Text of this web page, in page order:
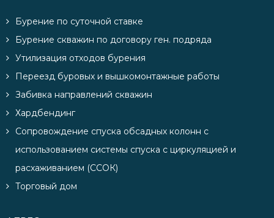
Бурение по суточной ставке
Бурение скважин по договору ген. подряда
Утилизация отходов бурения
Переезд буровых и вышкомонтажные работы
Забивка направлений скважин
Хардбендинг
Сопровождение спуска обсадных колонн с
использованием системы спуска с циркуляцией и
расхаживанием (ССОК)
Торговый дом